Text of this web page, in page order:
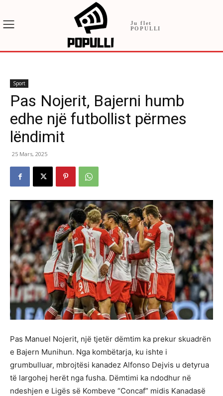
Ju flet
POPULLI
Sport
Pas Nojerit, Bajerni humb
edhe një futbollist përmes
lëndimit
25 Mars, 2025
Pas Manuel Nojerit, një tjetër dëmtim ka prekur skuadrën
e Bajern Munihun. Nga kombëtarja, ku ishte i
grumbulluar, mbrojtësi kanadez Alfonso Dejvis u detyrua
të largohej herët nga fusha. Dëmtimi ka ndodhur në
ndeshjen e Ligës së Kombeve “Concaf” midis Kanadasë